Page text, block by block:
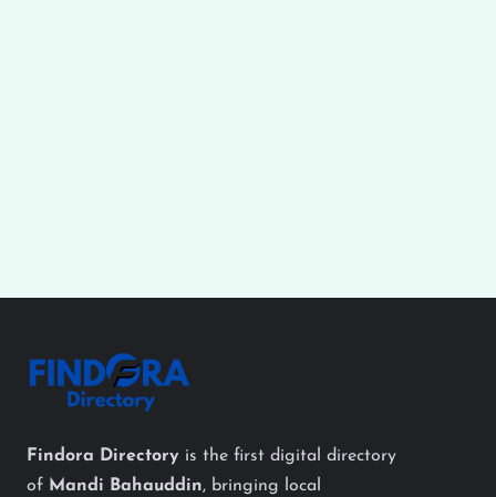
Findora Directory is the first digital directory
of Mandi Bahauddin, bringing local